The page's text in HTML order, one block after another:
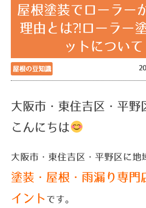
屋根塗装でローラー
理由とは⁈ローラー
ットについて
屋根の豆知識
大阪市・東住吉区・平野
こんにちは
大阪市・東住吉区・平野区に地
塗装・屋根・雨漏り専
イント です。